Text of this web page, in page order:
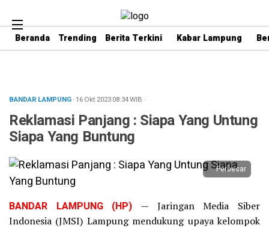
Beranda Trending Berita Terkini Kabar Lampung
BANDAR LAMPUNG· 16 Okt 202308:34WIB ·
Reklamasi Panjang : Siapa Yang Untung
Siapa Yang Buntung
Perbesar
BANDAR LAMPUNG (HP) — Jaringan Media Siber
Indonesia (JMSI) Lampung mendukung upaya kelompok